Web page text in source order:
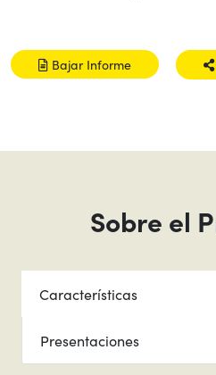
Bajar Informe
Sobre el
Características
Presentaciones